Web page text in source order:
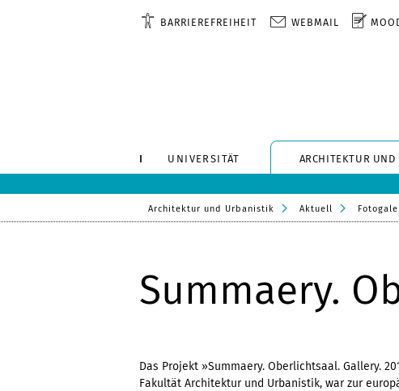
BARRIEREFREIHEIT WEBMAIL
UNIVERSITÄT ARCHITEKTUR
Architektur und Urbanistik Aktuell
Summaery.
Das Projekt »Summaery. Oberlichtsaal. Gallery.
Fakultät Architektur und Urbanistik, war zur